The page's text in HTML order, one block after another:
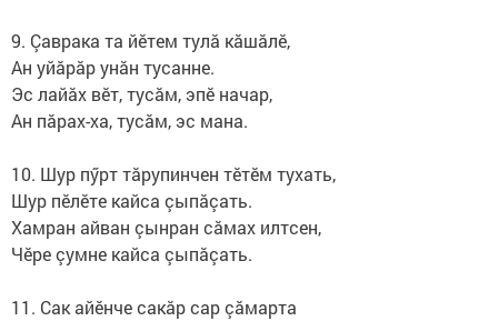
9. Çаврака та йӗтем тулă кăшăлӗ,
Ан уйăрăр унăн тусанне.
Эс лайăх вӗт, тусăм, эпӗ начар,
Ан пăрах-ха, тусăм, эс мана.
10. Шур пӳрт тăрупинчен тӗтӗм тухать,
Шур пӗлӗте кайса çыпăçать.
Хамран айван çынран сăмах илтсен,
Чӗре çумне кайса çыпăçать.
11. Сак айӗнче сакăр сар çăмарта